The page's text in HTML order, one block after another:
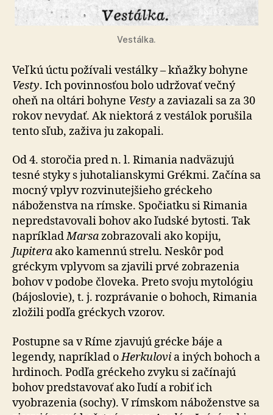
Vestálka.
Veľkú úctu požívali vestálky – kňažky bohyne
Vesty. Ich povinnosťou bolo udržovať večný
oheň na oltári bohyne Vesty a zaviazali sa za 30
rokov nevydať. Ak niektorá z vestálok porušila
tento sľub, zaživa ju zakopali.
Od 4. storočia pred n. l. Rimania nadväzujú
tesné styky s juhotalianskymi Grékmi. Začína sa
mocný vplyv rozvinutejšieho gréckeho
náboženstva na rímske. Spočiatku si Rimania
nepredstavovali bohov ako ľudské bytosti. Tak
napríkladMarsazobrazovali ako kopiju,
Jupitera ako kamennú strelu. Neskôr pod
gréckym vplyvom sa zjavili prvé zobrazenia
bohov v podobe človeka. Preto svoju mytológiu
(bájoslovie), t. j. rozprávanie o bohoch, Rimania
zložili podľa gréckych vzorov.
Postupne sa v Ríme zjavujú grécke báje a
legendy, napríklad oHerkulovi a iných bohoch a
hrdinoch. Podľa gréckeho zvyku si začínajú
bohov predstavovať ako ľudí a robiť ich
vyobrazenia (sochy). V rímskom náboženstve sa